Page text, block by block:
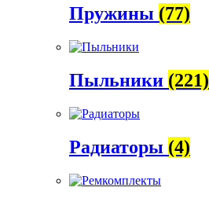
Пружины (77)
Пыльники (221)
Радиаторы (4)